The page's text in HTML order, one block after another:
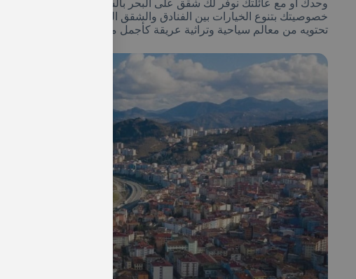
وحدك أو مع عائلتك نوفر لك شقق على البحر بالشمال التركي بأسعار
خصوصيتك بتنوع الخيارات بين الفنادق والشقق الفندقية فلا تحمل هم
تحتويه من معالم سياحية وتراثية عريقة كأجمل مناطق الشمال التركي